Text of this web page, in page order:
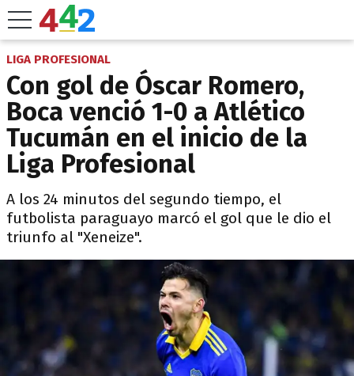
LIGA PROFESIONAL
Con gol de Óscar Romero,
Boca venció 1-0 a Atlético
Tucumán en el inicio de la
Liga Profesional
A los 24 minutos del segundo tiempo, el
futbolista paraguayo marcó el gol que le dio el
triunfo al "Xeneize".